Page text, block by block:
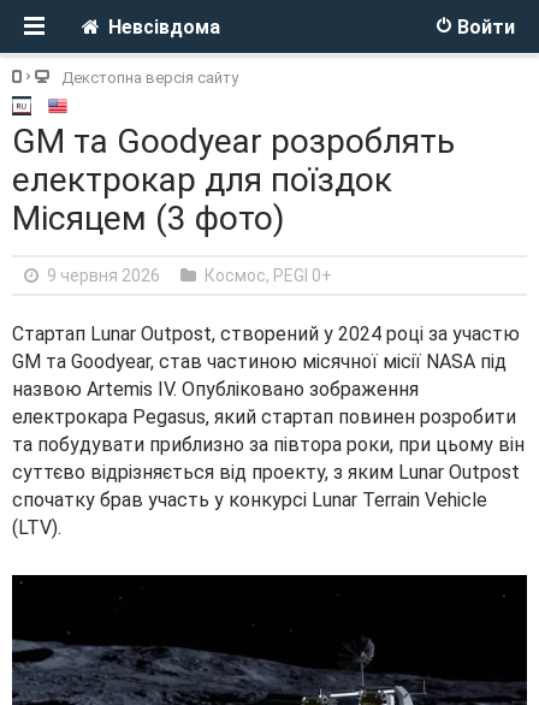
Войти
Невсівдома
Декстопна версія сайту
GM та Goodyear розроблять
електрокар для поїздок
Місяцем (3 фото)
9 червня 2026 Космос, PEGI 0+
Стартап Lunar Outpost, створений у 2024 році за участю
GM та Goodyear, став частиною місячної місії NASA під
назвою Artemis IV. Опубліковано зображення
електрокара Pegasus, який стартап повинен розробити
та побудувати приблизно за півтора роки, при цьому він
суттєво відрізняється від проекту, з яким Lunar Outpost
спочатку брав участь у конкурсі Lunar Terrain Vehicle
(LTV).